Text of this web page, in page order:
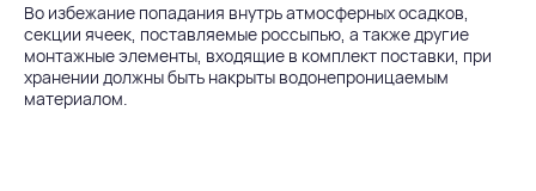
Во избежание попадания внутрь атмосферных осадков,
секции ячеек, поставляемые россыпью, а также другие
монтажные элементы, входящие в комплект поставки, при
хранении должны быть накрыты водонепроницаемым
материалом.